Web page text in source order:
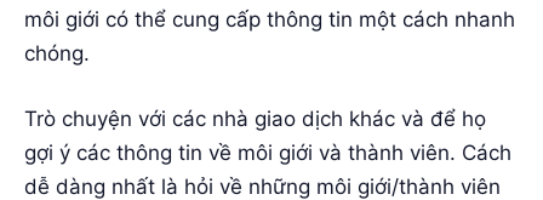
môi giới có thể cung cấp thông tin một cách nhanh
chóng.
Trò chuyện với các nhà giao dịch khác và để họ
gợi ý các thông tin về môi giới và thành viên. Cách
dễ dàng nhất là hỏi về những môi giới/thành viên